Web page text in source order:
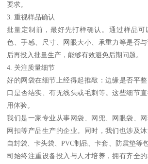
要求。
3. 重视样品确认
批量定制前，最好先打样确认。通过样品可
色、手感、尺寸、网眼大小、承重力等是否
后再投入批量生产，能够有效避免后期问题。
4. 关注质量细节
好的网袋在细节上经得起推敲：边缘是否平
口是否结实、有无线头或毛刺等。这些细节
用体验。
我们是一家专业从事网袋、网兜、网眼袋、网
网扣等产品生产的企业。同时，我们也涉及沐
自封袋、卡头袋、PVC制品、卡套、防震垫等
司始终注重设备投入与人才培养，拥有齐全